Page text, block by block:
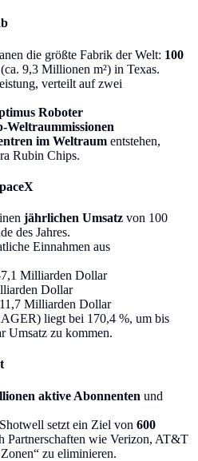
die größte Fabrik der Welt: 100
(ca. 9,3 Millionen m²) in Texas.
verteilt auf zwei
Roboter
Weltraummissionen
im Weltraum entstehen,
Rubin Chips.
jährlichen Umsatz von 100
des Jahres.
Einnahmen aus
Milliarden Dollar
Dollar
Milliarden Dollar
liegt bei 170,4 %, um bis
Umsatz zu kommen.
aktive Abonnenten und
setzt ein Ziel von 600
Partnerschaften wie Verizon, AT&T
zu eliminieren.